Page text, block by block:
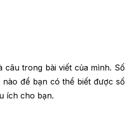
trong bài viết của mình. Số
để bạn có thể biết được số
ích cho bạn.